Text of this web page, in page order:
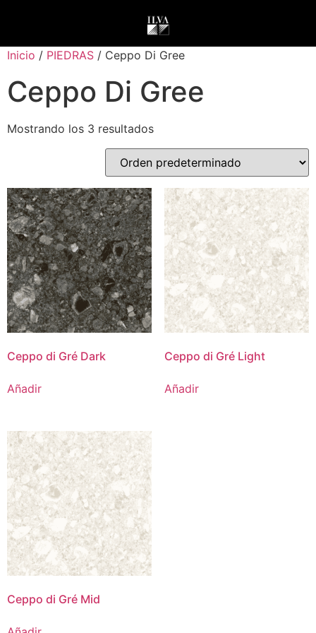
Inicio / PIEDRAS / Ceppo Di Gree
Ceppo Di Gree
Mostrando los 3 resultados
Ceppo di Gré Dark
Añadir
Ceppo di Gré Light
Añadir
Ceppo di Gré Mid